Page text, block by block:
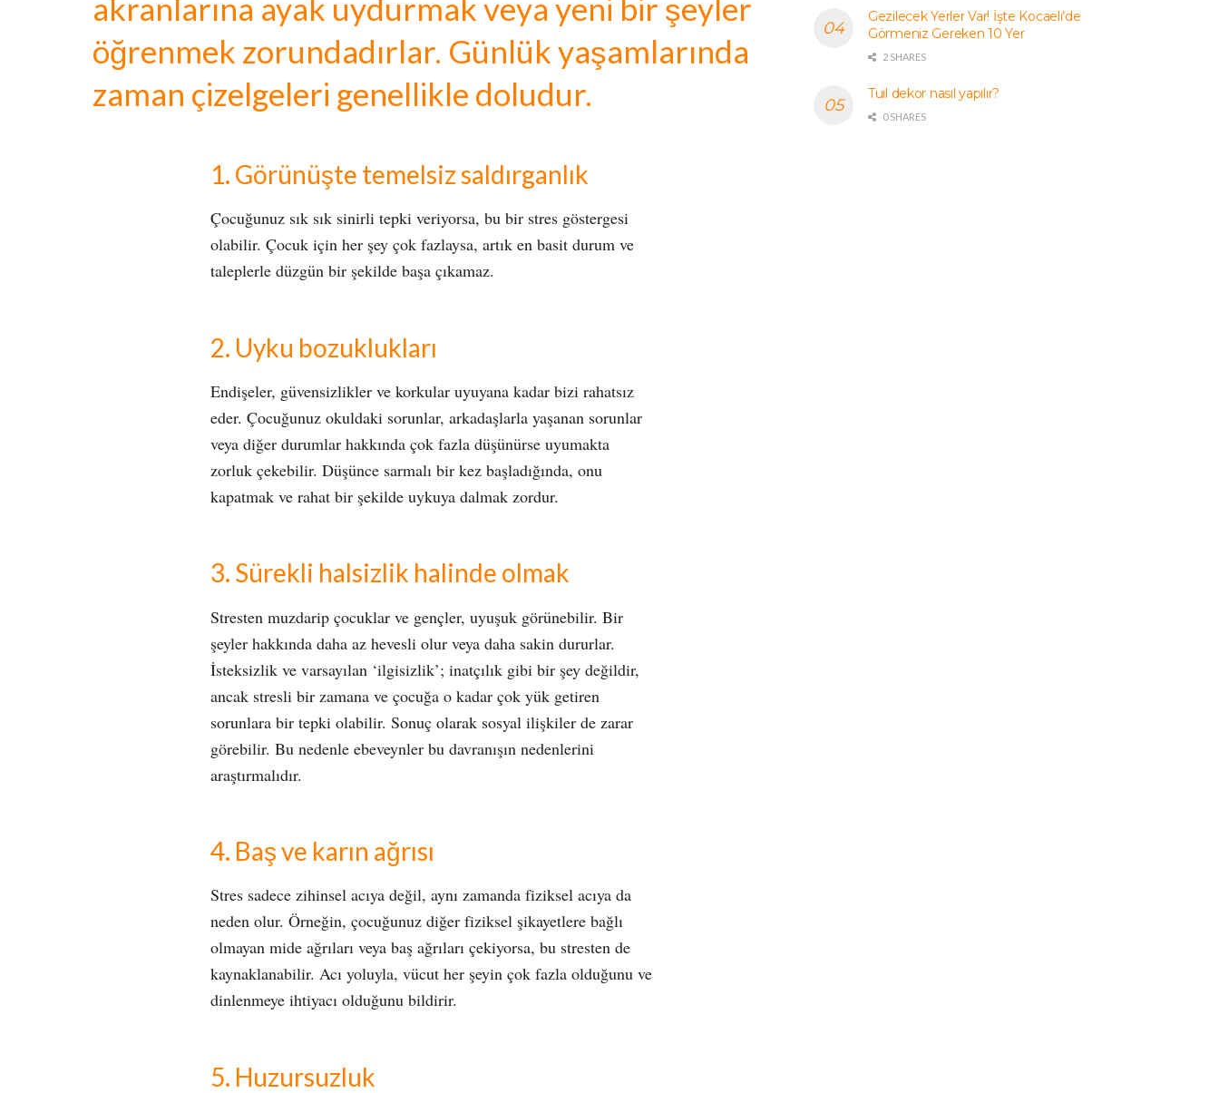
akranlarına ayak uydurmak veya yeni bir şeyler
öğrenmek zorundadırlar. Günlük yaşamlarında
zaman çizelgeleri genellikle doludur.
1. Görünüşte temelsiz saldırganlık
Çocuğunuz sık sık sinirli tepki veriyorsa, bu bir stres göstergesi
olabilir. Çocuk için her şey çok fazlaysa, artık en basit durum ve
taleplerle düzgün bir şekilde başa çıkamaz.
2. Uyku bozuklukları
Endişeler, güvensizlikler ve korkular uyuyana kadar bizi rahatsız
eder. Çocuğunuz okuldaki sorunlar, arkadaşlarla yaşanan sorunlar
veya diğer durumlar hakkında çok fazla düşünürse uyumakta
zorluk çekebilir. Düşünce sarmalı bir kez başladığında, onu
kapatmak ve rahat bir şekilde uykuya dalmak zordur.
3. Sürekli halsizlik halinde olmak
Stresten muzdarip çocuklar ve gençler, uyuşuk görünebilir. Bir
şeyler hakkında daha az hevesli olur veya daha sakin dururlar.
İsteksizlik ve varsayılan ‘ilgisizlik’; inatçılık gibi bir şey değildir,
ancak stresli bir zamana ve çocuğa o kadar çok yük getiren
sorunlara bir tepki olabilir. Sonuç olarak sosyal ilişkiler de zarar
görebilir. Bu nedenle ebeveynler bu davranışın nedenlerini
araştırmalıdır.
4. Baş ve karın ağrısı
Stres sadece zihinsel acıya değil, aynı zamanda fiziksel acıya da
neden olur. Örneğin, çocuğunuz diğer fiziksel şikayetlere bağlı
olmayan mide ağrıları veya baş ağrıları çekiyorsa, bu stresten de
kaynaklanabilir. Acı yoluyla, vücut her şeyin çok fazla olduğunu ve
dinlenmeye ihtiyacı olduğunu bildirir.
5. Huzursuzluk
Gezilecek Yerler Var! İşte Kocaeli’de
Görmeniz Gereken 10 Yer
2 SHARES
Tuil dekor nasıl yapılır?
0 SHARES